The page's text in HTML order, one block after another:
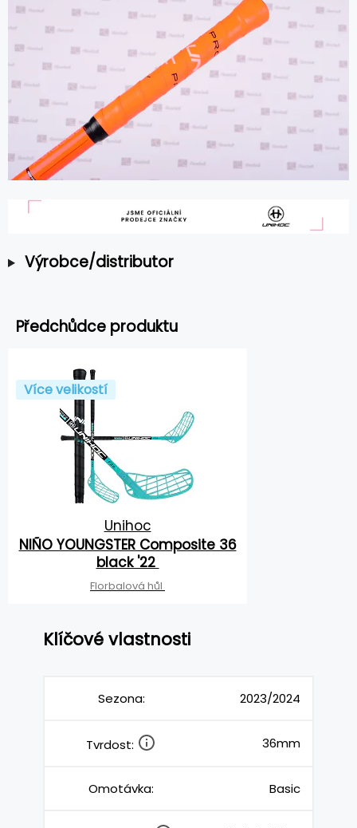
Výrobce/distributor
Předchůdce produktu
Více velikostí
Unihoc
NIÑO YOUNGSTER Composite 36
black '22
Florbalová hůl
Klíčové vlastnosti
Sezona: 2023/2024
Tvrdost: 36mm
Omotávka: Basic